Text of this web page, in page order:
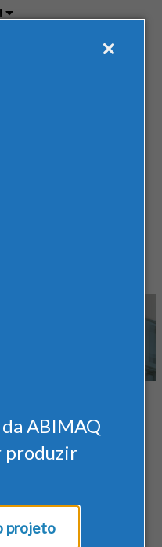
ABIMAQ
produzir
projeto
Expo